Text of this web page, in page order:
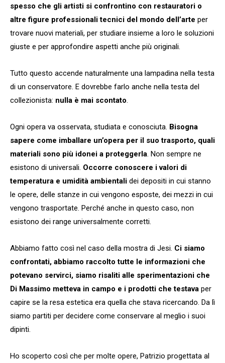
spesso che gli artisti si confrontino con restauratori o
altre figure professionali tecnici del mondo dell’arte per
trovare nuovi materiali, per studiare insieme a loro le soluzioni
giuste e per approfondire aspetti anche più originali.
Tutto questo accende naturalmente una lampadina nella testa
di un conservatore. E dovrebbe farlo anche nella testa del
collezionista: nulla è mai scontato
Ogni opera va osservata, studiata e conosciuta. Bisogna
sapere come imballare un’opera per il suo trasporto, quali
materiali sono più idonei a proteggerla . Non sempre ne
esistono di universali. Occorre conoscere i valori di
temperatura e umidità ambientali dei depositi in cui stanno
le opere, delle stanze in cui vengono esposte, dei mezzi in cui
vengono trasportate. Perché anche in questo caso, non
esistono dei range universalmente corretti.
Abbiamo fatto così nel caso della mostra di Jesi. Ci siamo
confrontati, abbiamo raccolto tutte le informazioni che
potevano servirci, siamo risaliti alle sperimentazioni che
Di Massimo metteva in campo e i prodotti che testava per
capire se la resa estetica era quella che stava ricercando. Da lì
siamo partiti per decidere come conservare al meglio i suoi
dipinti.
Ho scoperto così che per molte opere, Patrizio progettata al